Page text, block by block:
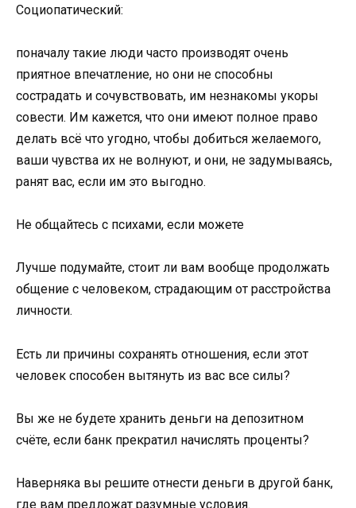
Социопатический:
поначалу такие люди часто производят очень
приятное впечатление, но они не способны
сострадать и сочувствовать, им незнакомы укоры
совести. Им кажется, что они имеют полное право
делать всё что угодно, чтобы добиться желаемого,
ваши чувства их не волнуют, и они, не задумываясь,
ранят вас, если им это выгодно.
Не общайтесь с психами, если можете
Лучше подумайте, стоит ли вам вообще продолжать
общение с человеком, страдающим от расстройства
личности.
Есть ли причины сохранять отношения, если этот
человек способен вытянуть из вас все силы?
Вы же не будете хранить деньги на депозитном
счёте, если банк прекратил начислять проценты?
Наверняка вы решите отнести деньги в другой банк,
где вам предложат разумные условия.